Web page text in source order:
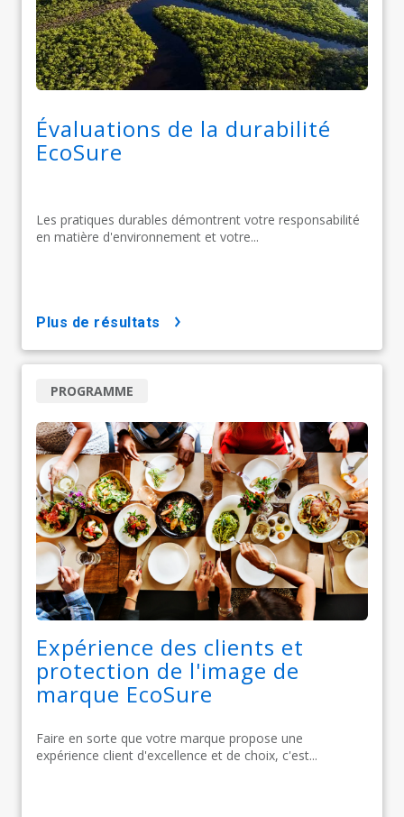
Évaluations de la durabilité
EcoSure
Les pratiques durables démontrent votre responsabilité
en matière d'environnement et votre...
plus de résultats
Expérience des clients et
protection de l'image de
marque EcoSure
Faire en sorte que votre marque propose une
expérience client d'excellence et de choix, c'est...
PROGRAMME